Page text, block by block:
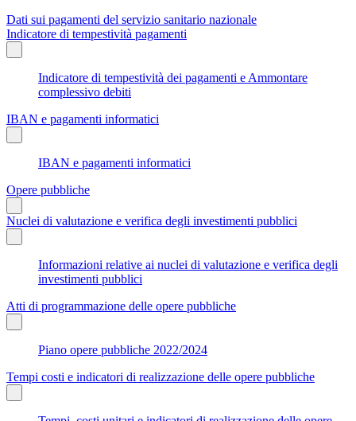
Dati sui pagamenti del servizio sanitario nazionale
Indicatore di tempestività pagamenti
Indicatore di tempestività dei pagamenti e Ammontare
complessivo debiti
IBAN e pagamenti informatici
IBAN e pagamenti informatici
Opere pubbliche
Nuclei di valutazione e verifica degli investimenti pubblici
Informazioni relative ai nuclei di valutazione e verifica degli
investimenti pubblici
Atti di programmazione delle opere pubbliche
Piano opere pubbliche 2022/2024
Tempi costi e indicatori di realizzazione delle opere pubbliche